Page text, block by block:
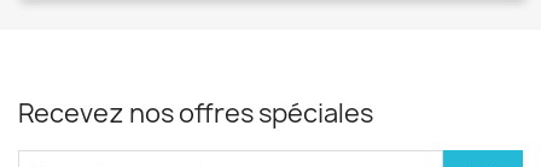
Recevez nos offres spéciales